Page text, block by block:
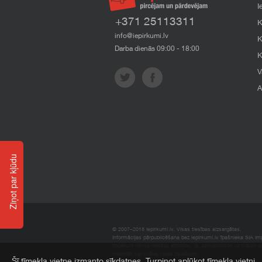
+371 25113311
info@iepirkumi.lv
Darba dienās 09:00 - 18:00
© 2007–2018 Iepirkumi.lv. Visas tiesības aizsargātas.
Informācijas pārpublicēšana bez iepirkumi.lv īpašnieka SIA
Ziņot par kļūdu